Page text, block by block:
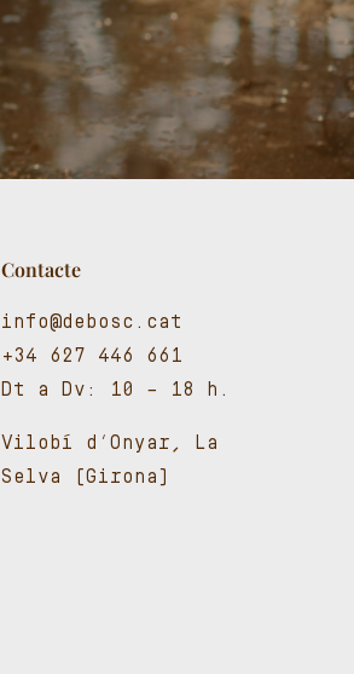
Contacte
info@debosc.cat
+34 627 446 661
Dt a Dv: 10 – 18 h.
Vilobí d’Onyar, La
Selva (Girona)